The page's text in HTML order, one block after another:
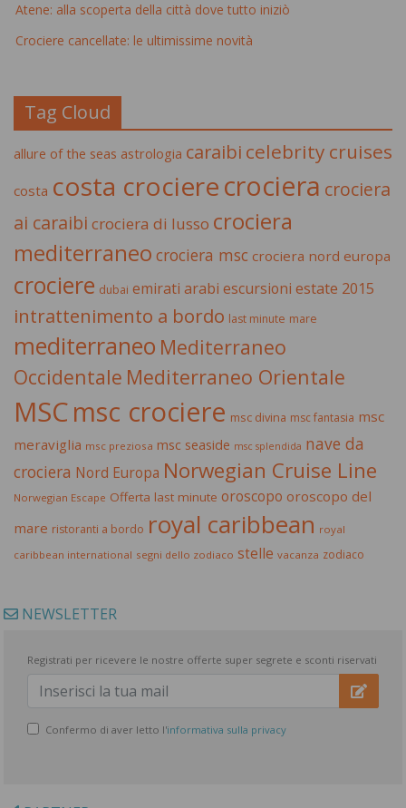
Atene: alla scoperta della città dove tutto iniziò
Crociere cancellate: le ultimissime novità
Tag Cloud
allure of the seas astrologia caraibi celebrity cruises
costa costa crocierecrociera crociera
ai caraibi crociera di lusso crociera
mediterraneo crociera msc crociera nord europa
crociere dubai emirati arabi escursioni estate 2015
intrattenimento a bordo last minute mare
mediterraneo Mediterraneo
Occidentale Mediterraneo Orientale
MSCmsc crociere msc divina msc fantasia msc
meraviglia msc preziosa msc seaside msc splendida nave da
crociera Nord Europa Norwegian Cruise Line
Norwegian Escape Offerta last minute oroscopo oroscopo del
mare ristoranti a bordo royal caribbean royal
caribbean international segni dello zodiaco stelle vacanza zodiaco
NEWSLETTER
Registrati per ricevere le nostre offerte super segrete e sconti riservati
Confermo di aver letto l'informativa sulla privacy